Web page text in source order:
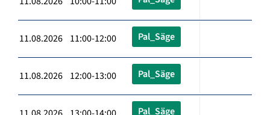
11.08.2026 11:00-12:00 Pal_Säge
11.08.2026 12:00-13:00 Pal_Säge
Pal_Säge